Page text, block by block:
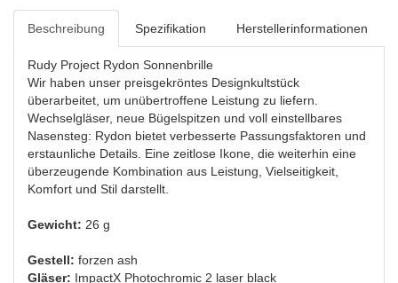
Beschreibung Spezifikation Herstellerinformationen
Rudy Project Rydon Sonnenbrille
Wir haben unser preisgekröntes Designkultstück
überarbeitet, um unübertroffene Leistung zu liefern.
Wechselgläser, neue Bügelspitzen und voll einstellbares
Nasensteg: Rydon bietet verbesserte Passungsfaktoren und
erstaunliche Details. Eine zeitlose Ikone, die weiterhin eine
überzeugende Kombination aus Leistung, Vielseitigkeit,
Komfort und Stil darstellt.
Gewicht: 26 g
Gestell: forzen ash
Gläser: ImpactX Photochromic 2 laser black